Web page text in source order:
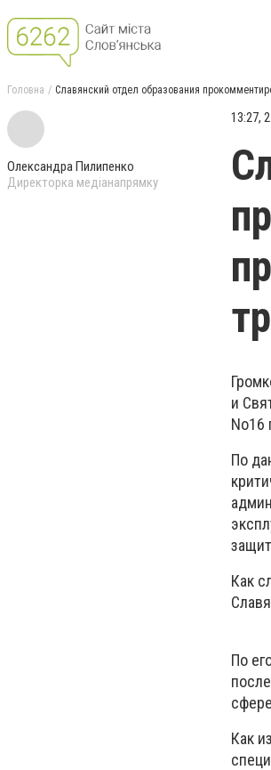
Головна Славянский отдел образования
Олександра Пилипенко
Директорка медіанапрямку
13:27,
и
No16
По
Как
По
Как